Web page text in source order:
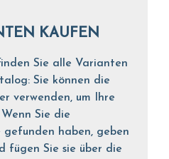
KAUFEN
Sie alle Varianten
Sie können die
verwenden, um Ihre
Sie die
haben, geben
fügen Sie sie über die